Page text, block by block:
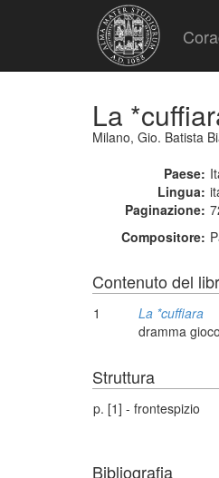
La
Milano, Gio. Batista
Paese:
Lingua:
Paginazione:
Compositore:
Contenuto del
1
La *cuffiara
dramma
Struttura
p. [1] - frontespizio
Bibliografia